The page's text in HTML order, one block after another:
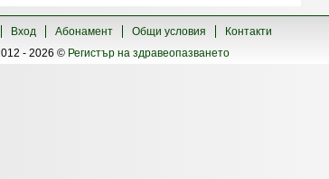
Вход Абонамент Общи условия
Контакти
- 2026 © Регистър на здравеопазването